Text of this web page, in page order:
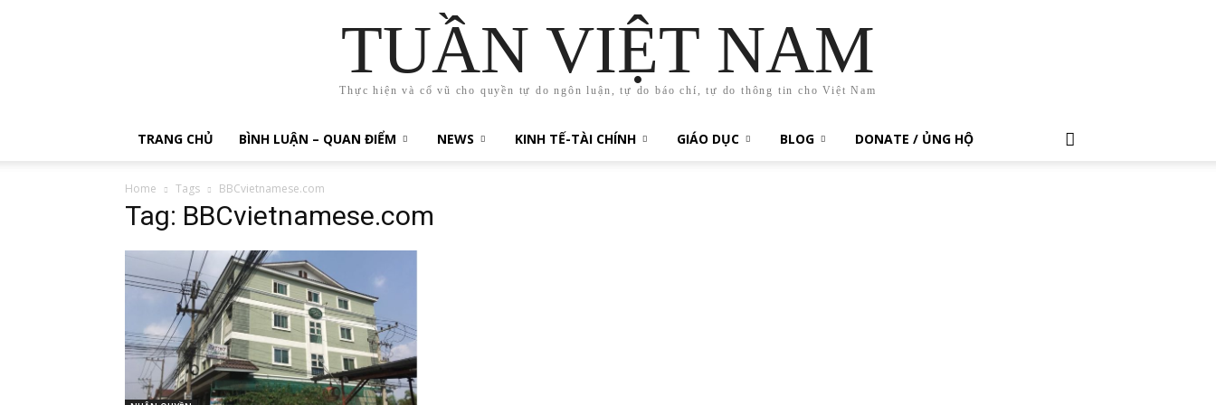
TUẦN VIỆT NAM
Thực hiện và cổ vũ cho quyền tự do ngôn luận, tự do báo chí, tự do thông tin cho Việt Nam
TRANG CHỦ BÌNH LUẬN – QUAN ĐIỂM NEWS KINH TẾ-TÀI CHÍNH GIÁO DỤC BLOG DONATE / ỦNG HỘ
Home Tags BBCvietnamese.com
Tag: BBCvietnamese.com